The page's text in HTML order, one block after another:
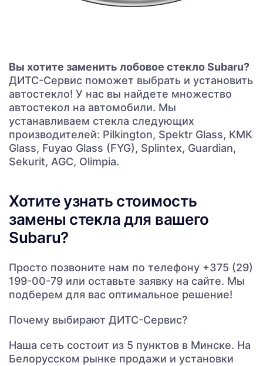
Вы хотите заменить лобовое стекло Subaru?
ДИТС-Сервис поможет выбрать и установить
автостекло! У нас вы найдете множество
автостекол на автомобили. Мы
устанавливаем стекла следующих
производителей: Pilkington, Spektr Glass, КМК
Glass, Fuyao Glass (FYG), Splintex, Guardian,
Sekurit, AGC, Olimpia.
Хотите узнать стоимость
замены стекла для вашего
Subaru?
Просто позвоните нам по телефону +375 (29)
199-00-79 или оставьте заявку на сайте. Мы
подберем для вас оптимальное решение!
Почему выбирают ДИТС-Сервис?
Наша сеть состоит из 5 пунктов в Минске. На
Белорусском рынке продажи и установки